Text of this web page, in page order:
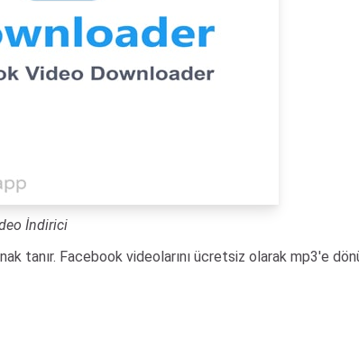
İndirici
tanır. Facebook videolarını ücretsiz olarak mp3'e